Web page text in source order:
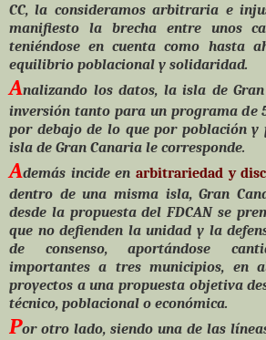
CC, la consideramos arbitraria e
manifiesto la brecha entre unos
teniéndose en cuenta como hasta
equilibrio poblacional y solidaridad.
Analizando los datos, la isla de
inversión tanto para un programa de
por debajo de lo que por población
isla de Gran Canaria le corresponde.
Además incide en arbitrariedad y
dentro de una misma isla, Gran
desde la propuesta del FDCAN se
que no defienden la unidad y la
de consenso, aportándose
importantes a tres municipios, en
proyectos a una propuesta objetiva
técnico, poblacional o económica.
Por otro lado, siendo una de las